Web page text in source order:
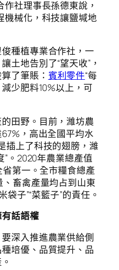
作社理事長孫德東說，
機械化，科技讓鹽堿地
種植專業合作社，一
土地告別了“望天收”，
了筆賬： 賓利零件“每
少肥料10%以上，可
田野。目前，濰坊農
，高出全國平均水
插上了科技的翅膀，濰
”。2020年農業總產值
第一。全市糧食總產
畜禽產量均占到山東
袋子”“菜籃子”的責任。
話語權
深入推進農業供給側
培優、品質提升、品